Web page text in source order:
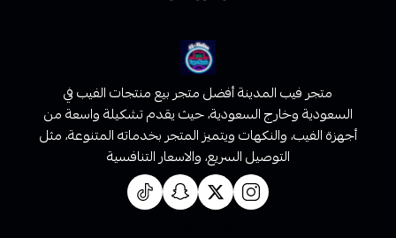
متجر فيب المدينة أفضل متجر بيع منتجات الفيب في
السعودية وخارج السعودية، حيث يقدم تشكيلة واسعة من
أجهزة الفيب، والنكهات ويتميز المتجر بخدماته المتنوعة، مثل
التوصيل السريع، والاسعار التنافسية